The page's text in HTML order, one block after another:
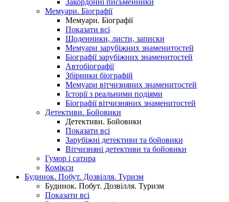
Закордонні письменники
Мемуари. Біографії
Мемуари. Біографії
Показати всі
Щоденники, листи, записки
Мемуари зарубіжних знаменитостей
Біографії зарубіжних знаменитостей
Автобіографії
Збірники біографій
Мемуари вітчизняних знаменитостей
Історії з реальними подіями
Біографії вітчизняних знаменитостей
Детективи. Бойовики
Детективи. Бойовики
Показати всі
Зарубіжні детективи та бойовики
Вітчизняні детективи та бойовики
Гумор і сатира
Комікси
Будинок. Побут. Дозвілля. Туризм
Будинок. Побут. Дозвілля. Туризм
Показати всі